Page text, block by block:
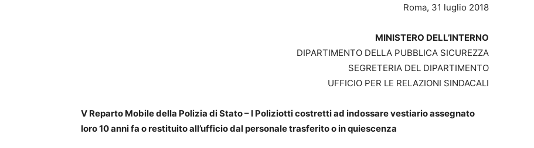
Roma, 31 luglio 2018
MINISTERO DELL’INTERNO
DIPARTIMENTO DELLA PUBBLICA SICUREZZA
SEGRETERIA DEL DIPARTIMENTO
UFFICIO PER LE RELAZIONI SINDACALI
V Reparto Mobile della Polizia di Stato – I Poliziotti costretti ad indossare vestiario assegnato
loro 10 anni fa o restituito all’ufficio dal personale trasferito o in quiescenza